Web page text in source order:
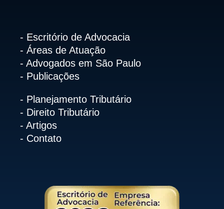
- Escritório de Advocacia
- Áreas de Atuação
- Advogados em São Paulo
- Publicações
- Planejamento Tributário
- Direito Tributário
- Artigos
- Contato